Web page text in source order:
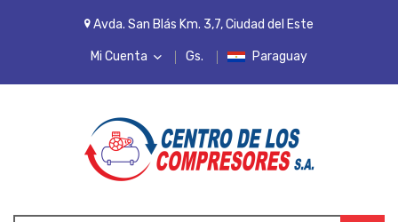
Avda. San Blás Km. 3,7, Ciudad del Este
Mi Cuenta
MI CUENTA
LISTA DE DESEOS
PEDIDOS
INICIAR SESIÓN
REGISTRARSE
Gs. Paraguay